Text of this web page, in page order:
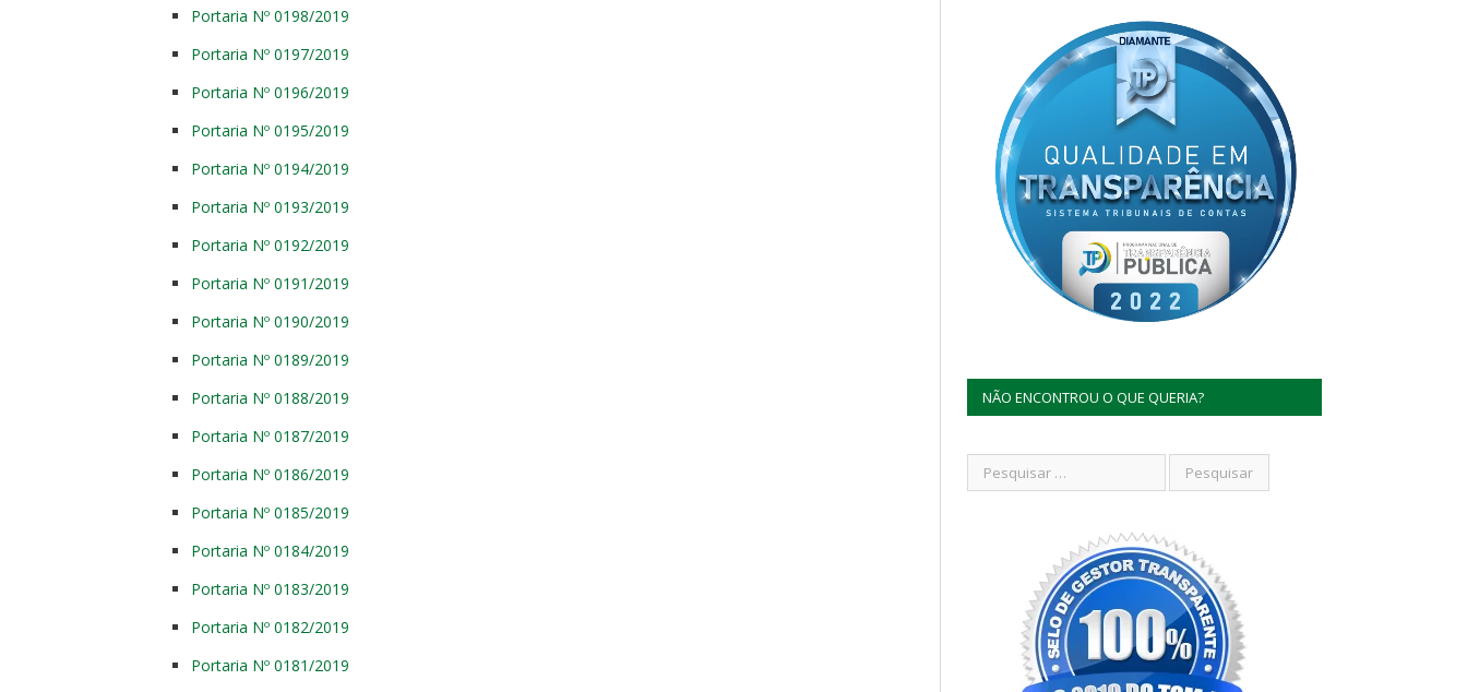
Portaria Nº 0198/2019
Portaria Nº 0197/2019
Portaria Nº 0196/2019
Portaria Nº 0195/2019
Portaria Nº 0194/2019
Portaria Nº 0193/2019
Portaria Nº 0192/2019
Portaria Nº 0191/2019
Portaria Nº 0190/2019
Portaria Nº 0189/2019
Portaria Nº 0188/2019
Portaria Nº 0187/2019
Portaria Nº 0186/2019
Portaria Nº 0185/2019
Portaria Nº 0184/2019
Portaria Nº 0183/2019
Portaria Nº 0182/2019
Portaria Nº 0181/2019
NÃO ENCONTROU O QUE QUERIA?